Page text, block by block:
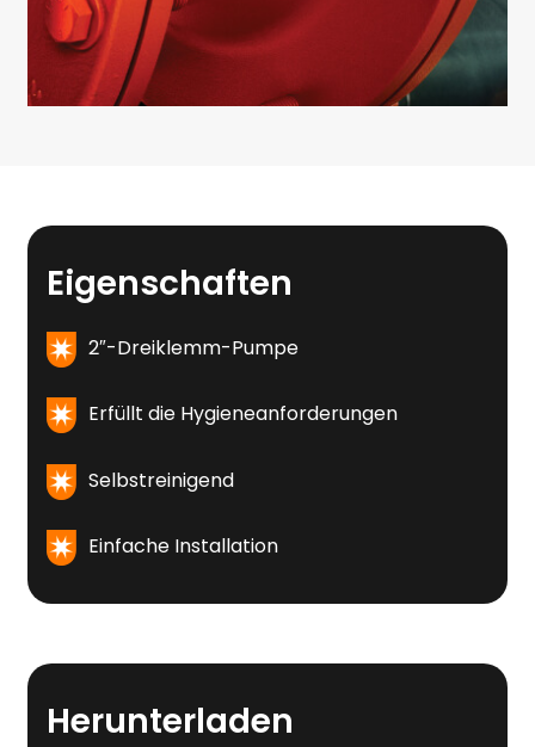
Eigenschaften
2″-Dreiklemm-Pumpe
Erfüllt die Hygieneanforderungen
Selbstreinigend
Einfache Installation
Herunterladen